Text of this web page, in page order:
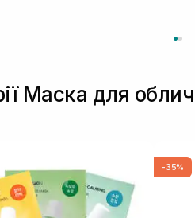
Маска для
-35%